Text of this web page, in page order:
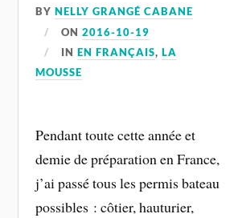
BYNELLY GRANGÉ CABANE
ON2016-10-19
INEN FRANÇAIS,LA
MOUSSE
Pendant toute cette année et
demie de préparation en France,
j’ai passé tous les permis bateau
possibles : côtier, hauturier,